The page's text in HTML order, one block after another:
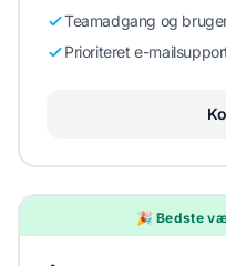
Teamadgang og
Prioriteret e-
🎉 Bedste